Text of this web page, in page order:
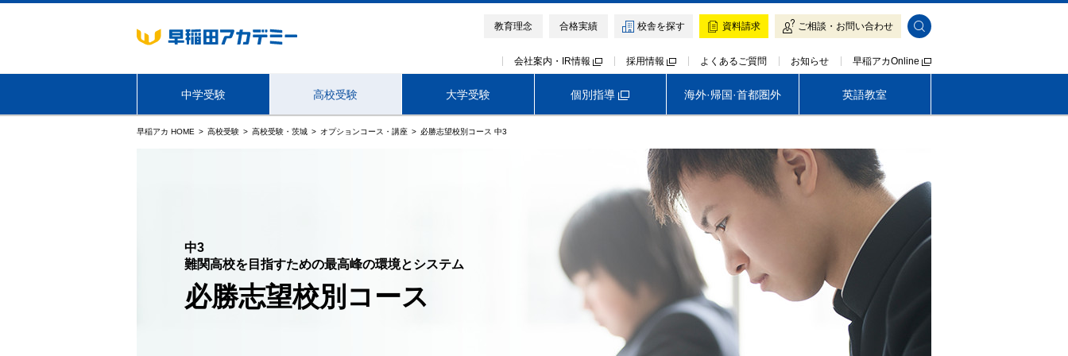
教育理念 合格実績 校舎を探す 資料請求 ご相談・お問い合わせ
会社案内・IR情報 採用情報 よくあるご質問 お知らせ 早稲アカOnline
中学受験 高校受験
千葉 茨城
難関中高受験専門塾 ExiV
大学受験 個別指導 海外·帰国·首都圏外 英語教室
早稲アカ HOME 高校受験 高校受験・茨城 オプションコース・講座 必勝志望校別コース 中3
中3
難関高校を目指すための最高峰の環境とシステム
必勝志望校別コース